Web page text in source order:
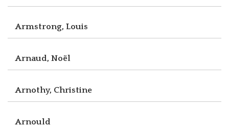
Armstrong, Louis
Arnaud, Noël
Arnothy, Christine
Arnould